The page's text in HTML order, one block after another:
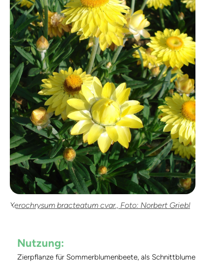
Xerochrysum bracteatum cvar., Foto: Norbert Griebl
Nutzung:
Zierpflanze für Sommerblumenbeete, als Schnittblume